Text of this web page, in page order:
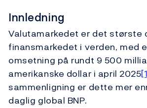
Innledning
Valutamarkedet er det største
finansmarkedet i verden, med
omsetning på rundt 9 500
amerikanske dollar i april 2025
sammenligning er dette mer
daglig global BNP.